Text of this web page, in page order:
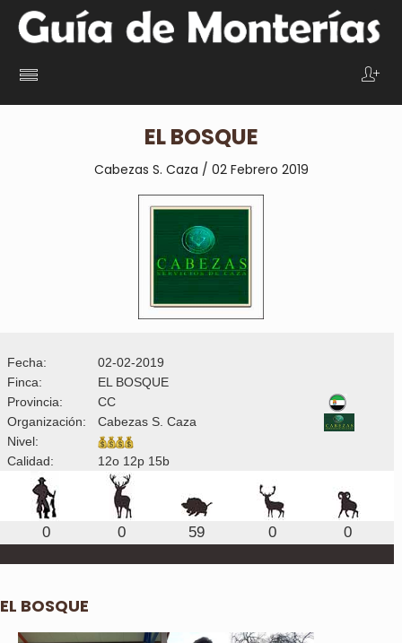
EL BOSQUE
Cabezas S. Caza / 02 Febrero 2019
Fecha:
02-02-2019
Finca:
EL BOSQUE
Provincia:
CC
Organización:
Cabezas S. Caza
Nivel:
Calidad:
12o 12p 15b
0 0 59 0 0
EL BOSQUE